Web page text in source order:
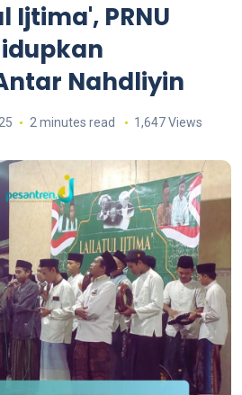
Ijtima', PRNU
Nahdliyin
2 minutes read 1,647 Views